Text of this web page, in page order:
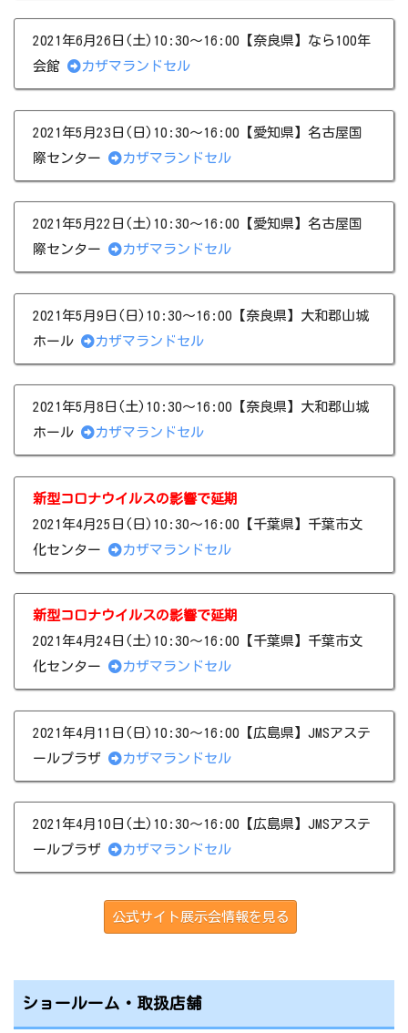
2021年6月26日(土)10:30～16:00【奈良県】なら100年
会館
カザマランドセル
2021年5月23日(日)10:30～16:00【愛知県】名古屋国
際センター
カザマランドセル
2021年5月22日(土)10:30～16:00【愛知県】名古屋国
際センター
カザマランドセル
2021年5月9日(日)10:30～16:00【奈良県】大和郡山城
ホール
カザマランドセル
2021年5月8日(土)10:30～16:00【奈良県】大和郡山城
ホール
カザマランドセル
新型コロナウイルスの影響で延期
2021年4月25日(日)10:30～16:00【千葉県】千葉市文
化センター
カザマランドセル
新型コロナウイルスの影響で延期
2021年4月24日(土)10:30～16:00【千葉県】千葉市文
化センター
カザマランドセル
2021年4月11日(日)10:30～16:00【広島県】JMSアステ
ールプラザ
カザマランドセル
2021年4月10日(土)10:30～16:00【広島県】JMSアステ
ールプラザ
カザマランドセル
公式サイト展示会情報を見る
ショールーム・取扱店舗